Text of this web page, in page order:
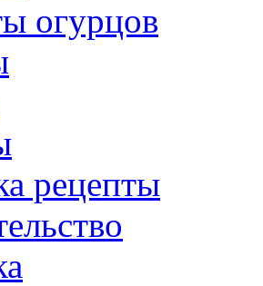
огурцов
рецепты